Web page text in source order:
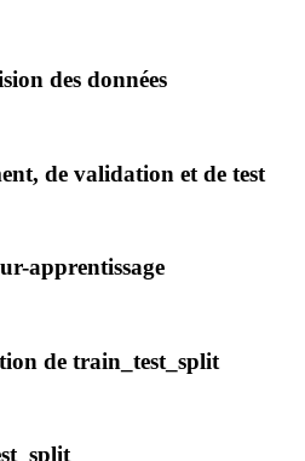
des données
de validation et de test
apprentissage
de train_test_split